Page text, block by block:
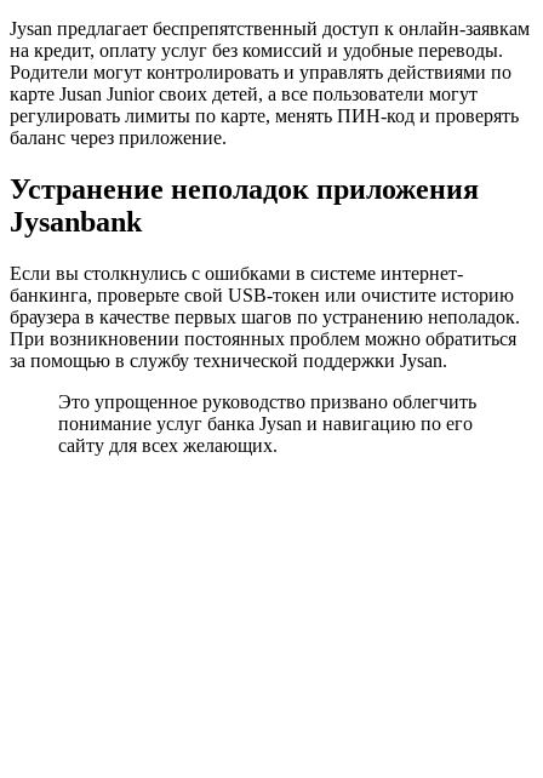
Jysan предлагает беспрепятственный доступ к онлайн-заявкам
на кредит, оплату услуг без комиссий и удобные переводы.
Родители могут контролировать и управлять действиями по
карте Jusan Junior своих детей, а все пользователи могут
регулировать лимиты по карте, менять ПИН-код и проверять
баланс через приложение.
Устранение неполадок приложения
Jysanbank
Если вы столкнулись с ошибками в системе интернет-
банкинга, проверьте свой USB-токен или очистите историю
браузера в качестве первых шагов по устранению неполадок.
При возникновении постоянных проблем можно обратиться
за помощью в службу технической поддержки Jysan.
Это упрощенное руководство призвано облегчить
понимание услуг банка Jysan и навигацию по его
сайту для всех желающих.